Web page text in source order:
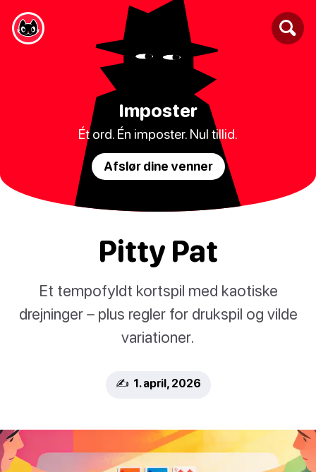
Imposter
Ét ord. Én imposter. Nul tillid.
Afslør dine venner
Pitty Pat
Et tempofyldt kortspil med kaotiske
drejninger – plus regler for drukspil og vilde
variationer.
✍️ 1. april, 2026